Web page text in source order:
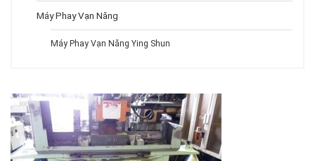
Máy Phay Vạn Năng
Máy Phay Vạn Năng Ying Shun